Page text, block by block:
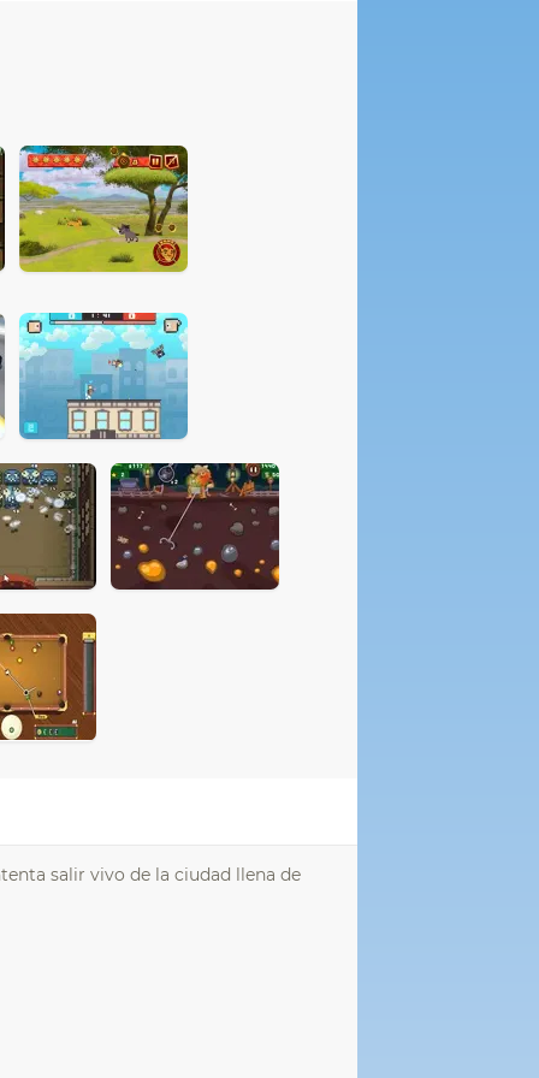
salir vivo de la ciudad llena de